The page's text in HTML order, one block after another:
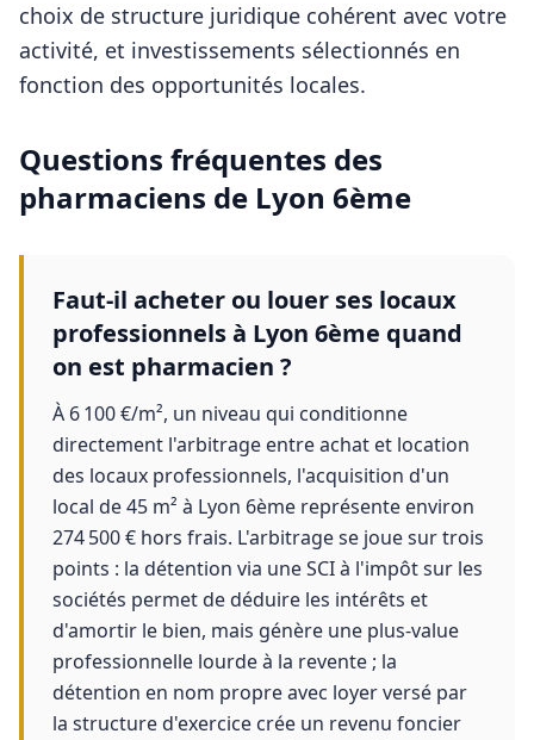
choix de structure juridique cohérent avec votre
activité, et investissements sélectionnés en
fonction des opportunités locales.
Questions fréquentes des
pharmaciens de Lyon 6ème
Faut-il acheter ou louer ses locaux
professionnels à Lyon 6ème quand
on est pharmacien ?
À 6 100 €/m², un niveau qui conditionne
directement l'arbitrage entre achat et location
des locaux professionnels, l'acquisition d'un
local de 45 m² à Lyon 6ème représente environ
274 500 € hors frais. L'arbitrage se joue sur trois
points : la détention via une SCI à l'impôt sur les
sociétés permet de déduire les intérêts et
d'amortir le bien, mais génère une plus-value
professionnelle lourde à la revente ; la
détention en nom propre avec loyer versé par
la structure d'exercice crée un revenu foncier